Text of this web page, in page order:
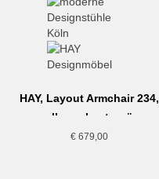
HAY, Layout Armchair 234,
vollgepolsert, grün
€679,00